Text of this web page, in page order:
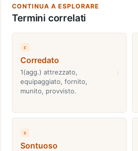
CONTINUA A ESPLORARE
Termini correlati
c
Corredato
1(agg.) attrezzato,
equipaggiato, fornito,
munito, provvisto.
s
Sontuoso